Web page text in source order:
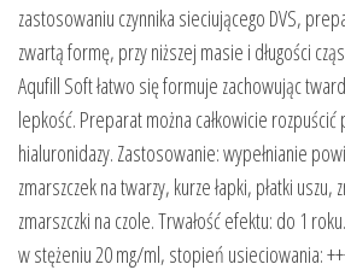
zastosowaniu czynnika sieciującego DVS,
zwartą formę, przy niższej masie i długości
Aqufill Soft łatwo się formuje zachowując
lepkość. Preparat można całkowicie
hialuronidazy. Zastosowanie: wypełnianie
zmarszczek na twarzy, kurze łapki, płatki
zmarszczki na czole. Trwałość efektu: do 1
w stężeniu 20 mg/ml, stopień usieciowania: